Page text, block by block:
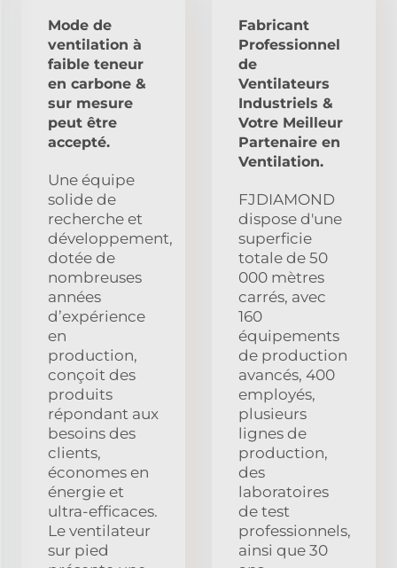
Mode de
ventilation à
faible teneur
en carbone &
sur mesure
peut être
accepté.
Une équipe
solide de
recherche et
développement,
dotée de
nombreuses
années
d’expérience
en
production,
conçoit des
produits
répondant aux
besoins des
clients,
économes en
énergie et
ultra-efficaces.
Le ventilateur
sur pied
Fabricant
Professionnel
de
Ventilateurs
Industriels &
Votre Meilleur
Partenaire en
Ventilation.
FJDIAMOND
dispose d'une
superficie
totale de 50
000 mètres
carrés, avec
160
équipements
de production
avancés, 400
employés,
plusieurs
lignes de
production,
des
laboratoires
de test
professionnels,
ainsi que 30